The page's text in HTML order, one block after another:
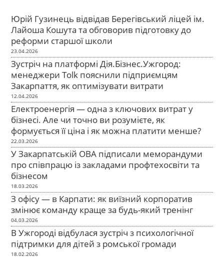
Юрій Гузинець відвідав Берегівський ліцей ім.
Лайоша Кошута та обговорив підготовку до
реформи старшої школи
23.04.2026
Зустріч на платформі Дія.Бізнес.Ужгород:
менеджери Tolk пояснили підприємцям
Закарпаття, як оптимізувати витрати
12.04.2026
Електроенергія — одна з ключових витрат у
бізнесі. Але чи точно ви розумієте, як
формується її ціна і як можна платити менше?
22.03.2026
У Закарпатській ОВА підписали меморандуми
про співпрацю із закладами профтехосвіти та
бізнесом
18.03.2026
З офісу — в Карпати: як виїзний корпоратив
змінює команду краще за будь-який тренінг
04.03.2026
В Ужгороді відбулася зустріч з психологічної
підтримки для дітей з ромської громади
18.02.2026